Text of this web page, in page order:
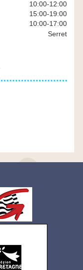
10:00-12:00
15:00-19:00
10:00-17:00
Serret